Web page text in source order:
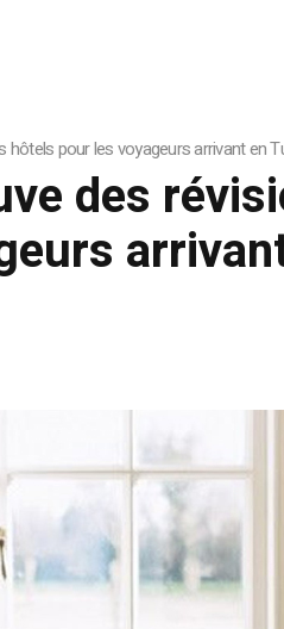
pour les voyageurs arrivant en
des